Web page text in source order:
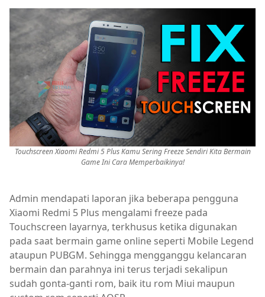
Touchscreen Xiaomi Redmi 5 Plus Kamu Sering Freeze Sendiri Kita Bermain
Game Ini Cara Memperbaikinya!
Admin mendapati laporan jika beberapa pengguna
Xiaomi Redmi 5 Plus mengalami freeze pada
Touchscreen layarnya, terkhusus ketika digunakan
pada saat bermain game online seperti Mobile Legend
ataupun PUBGM. Sehingga mengganggu kelancaran
bermain dan parahnya ini terus terjadi sekalipun
sudah gonta-ganti rom, baik itu rom Miui maupun